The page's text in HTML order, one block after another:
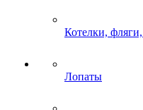
Котелки,
Лопаты